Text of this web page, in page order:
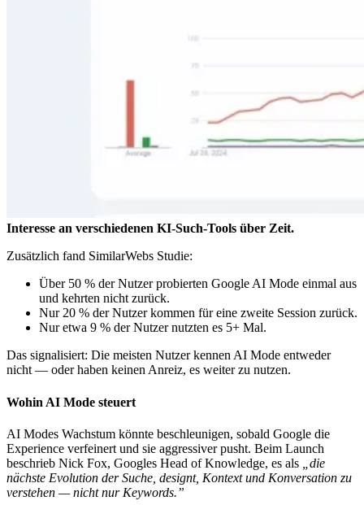
Interesse an verschiedenen KI-Such-Tools über Zeit.
Zusätzlich fand SimilarWebs Studie:
Über 50 % der Nutzer probierten Google AI Mode einmal aus
und kehrten nicht zurück.
Nur 20 % der Nutzer kommen für eine zweite Session zurück.
Nur etwa 9 % der Nutzer nutzten es 5+ Mal.
Das signalisiert: Die meisten Nutzer kennen AI Mode entweder
nicht — oder haben keinen Anreiz, es weiter zu nutzen.
Wohin AI Mode steuert
AI Modes Wachstum könnte beschleunigen, sobald Google die
Experience verfeinert und sie aggressiver pusht. Beim Launch
beschrieb Nick Fox, Googles Head of Knowledge, es als
„die
nächste Evolution der Suche, designt, Kontext und Konversation zu
verstehen — nicht nur Keywords.”